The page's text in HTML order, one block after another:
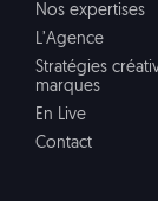
Nos expertises
L’Agence
Stratégies
marques
En Live
Contact